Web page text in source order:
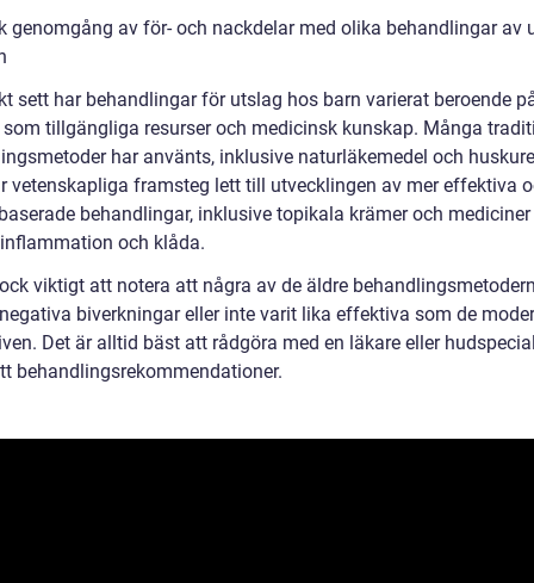
genomgång av för- och nackdelar med olika behandlingar av
sett har behandlingar för utslag hos barn varierat beroende
tillgängliga resurser och medicinsk kunskap. Många
har använts, inklusive naturläkemedel och
vetenskapliga framsteg lett till utvecklingen av mer effektiva
behandlingar, inklusive topikala krämer och
och klåda.
viktigt att notera att några av de äldre
biverkningar eller inte varit lika effektiva som de
Det är alltid bäst att rådgöra med en läkare eller
behandlingsrekommendationer.